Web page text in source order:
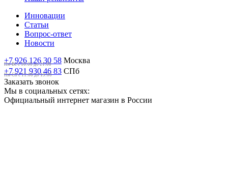
Инновации
Статьи
Вопрос-ответ
Новости
+7 926 126 30 58 Москва
Пн-Вс с 10:00 до 21:00
+7 921 930 46 83 СПб
Пн-Сб c 11:00 до 19:00
Заказать звонок
Мы в социальных сетях:
Официальный интернет магазин в России